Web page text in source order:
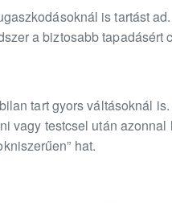
is tartást ad.
a biztosabb tapadásért
tart gyors váltásoknál
vagy testcsel után
hat.